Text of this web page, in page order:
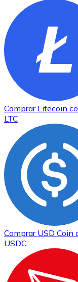
Comprar Litecoin
LTC
Comprar USD Coin
USDC